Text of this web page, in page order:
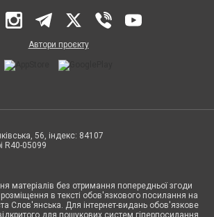
Автори проєкту
56, індекс: 84107
R40-05099
матеріалів без отримання попередньої згоди
в тексті обов'язкового посилання на
Слов'янська. Для інтернет-видань обов'язкове
для пошукових систем гіперпосилання